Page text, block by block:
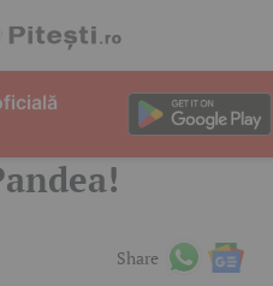
Share